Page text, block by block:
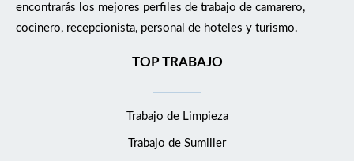
encontrarás los mejores perfiles de trabajo de camarero,
cocinero, recepcionista, personal de hoteles y turismo.
TOP TRABAJO
Trabajo de Limpieza
Trabajo de Sumiller